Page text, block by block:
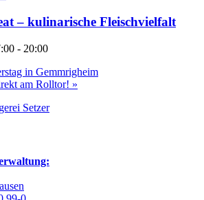
– kulinarische Fleischvielfalt
- 20:00
in Gemmrigheim
am Rolltor! »